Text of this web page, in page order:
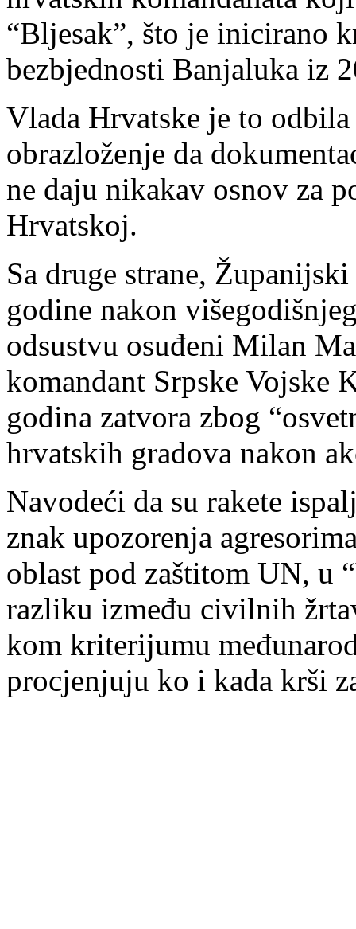
“Bljesak”, što je inicirano
bezbjednosti Banjaluka iz
Vlada Hrvatske je to
obrazloženje da
ne daju nikakav osnov za
Hrvatskoj.
Sa druge strane,
godine nakon
odsustvu osuđeni Milan
komandant Srpske Vojske
godina zatvora zbog
hrvatskih gradova nakon
Navodeći da su rakete
znak upozorenja
oblast pod zaštitom UN, u
razliku između civilnih
kom kriterijumu
procjenjuju ko i kada krši